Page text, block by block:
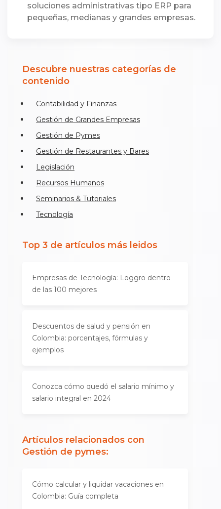
soluciones administrativas tipo ERP para
pequeñas, medianas y grandes empresas.
Descubre nuestras categorías de
contenido
Contabilidad y Finanzas
Gestión de Grandes Empresas
Gestión de Pymes
Gestión de Restaurantes y Bares
Legislación
Recursos Humanos
Seminarios & Tutoriales
Tecnología
Top 3 de artículos más leidos
Empresas de Tecnología: Loggro dentro
de las 100 mejores
Descuentos de salud y pensión en
Colombia: porcentajes, fórmulas y
ejemplos
Conozca cómo quedó el salario mínimo y
salario integral en 2024
Artículos relacionados con
Gestión de pymes:
Cómo calcular y liquidar vacaciones en
Colombia: Guía completa